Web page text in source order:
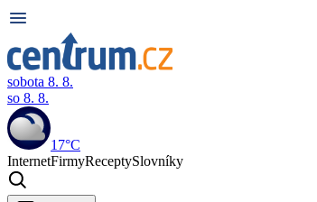
sobota 8. 8.
so 8. 8.
17°C
InternetFirmyReceptySlovníky